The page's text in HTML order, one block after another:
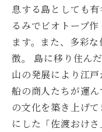
息する島としても
るみでビオトープ
ます。また、多彩
徴。 島に移り住ん
山の発展により江
船の商人たちが運
の文化を築き上げ
にした「佐渡おけ